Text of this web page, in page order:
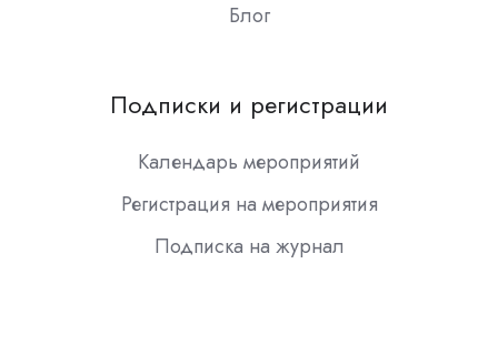
Блог
Подписки и регистрации
Календарь мероприятий
Регистрация на мероприятия
Подписка на журнал